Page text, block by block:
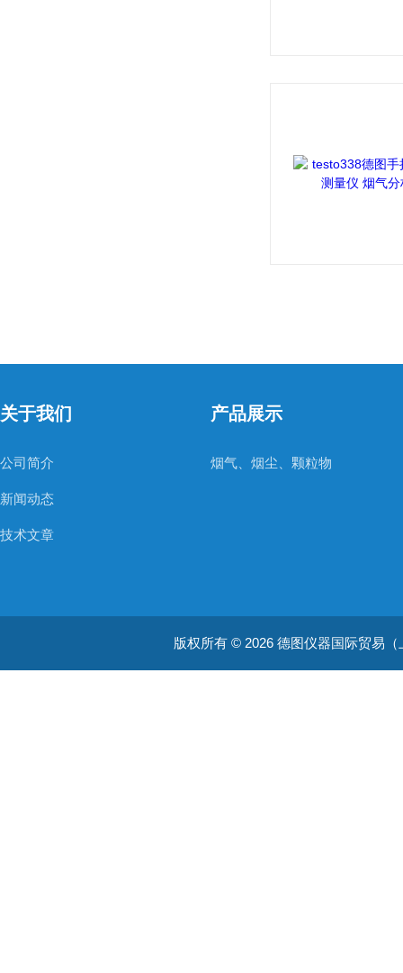
关于我们
公司简介
新闻动态
技术文章
产品展示
烟气、烟尘、颗粒物
版权所有 © 2026 德图仪器国际贸易